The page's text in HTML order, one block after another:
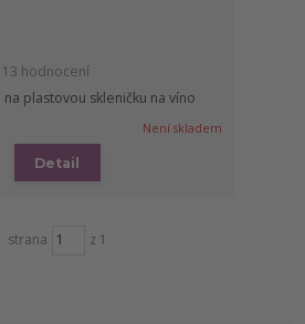
13 hodnocení
plastovou skleničku na víno
Není skladem
Detail
strana z 1